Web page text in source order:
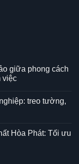
giữa phong cách
việc
treo tường,
Hòa Phát: Tối ưu